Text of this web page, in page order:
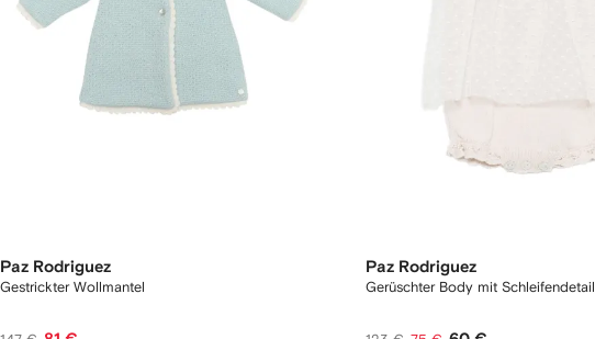
Paz Rodriguez
Gestrickter Wollmantel
Paz Rodriguez
Gerüschter Body mit Schleifendetail